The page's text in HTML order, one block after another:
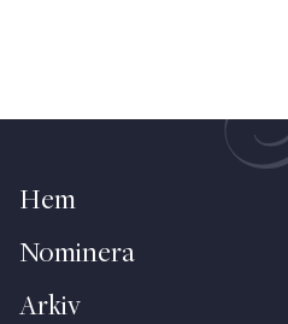
Hem
Nominera
Arkiv